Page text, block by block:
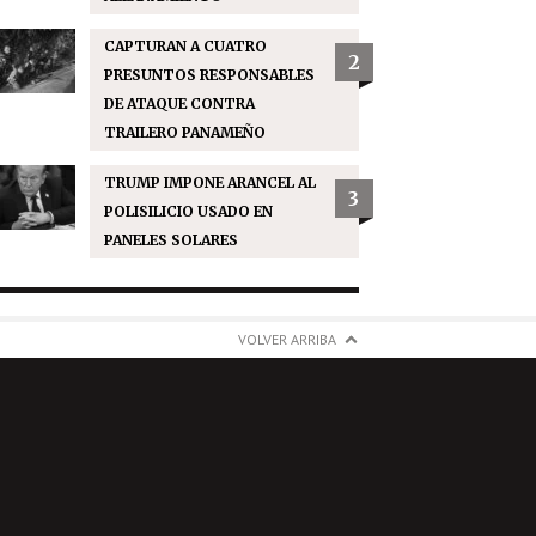
CAPTURAN A CUATRO
PRESUNTOS RESPONSABLES
DE ATAQUE CONTRA
TRAILERO PANAMEÑO
2
TRUMP IMPONE ARANCEL AL
POLISILICIO USADO EN
PANELES SOLARES
3
VOLVER ARRIBA